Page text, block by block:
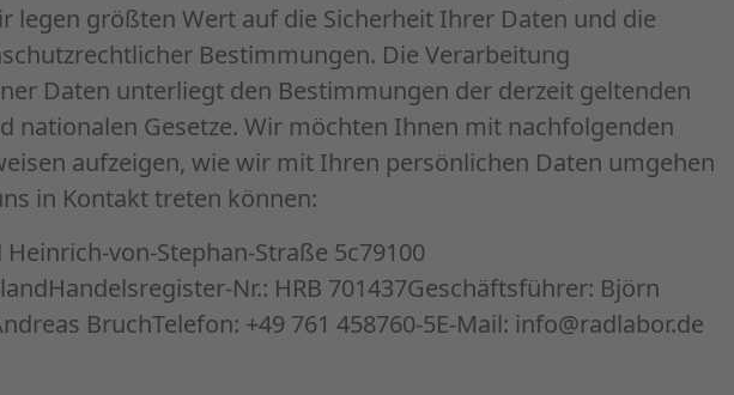
legen größten Wert auf die Sicherheit Ihrer Daten und die
Bestimmungen. Die Verarbeitung
Daten unterliegt den Bestimmungen der derzeit geltenden
nationalen Gesetze. Wir möchten Ihnen mit nachfolgenden
aufzeigen, wie wir mit Ihren persönlichen Daten umgehen
in Kontakt treten können:
Heinrich-von-Stephan-Straße 5c79100
Nr.: HRB 701437Geschäftsführer: Björn
BruchTelefon: +49 761 458760-5E-Mail: info@radlabor.de